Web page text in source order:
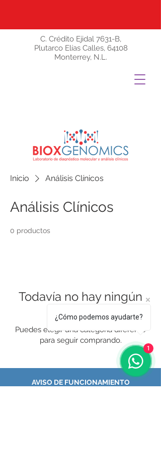
C. Crédito Ejidal 7631-B,
Plutarco Elías Calles, 64108
Monterrey, N.L.
Inicio Análisis Clínicos
Análisis Clínicos
0 productos
Todavía no hay ningún
producto...
Puedes elegir una categoría diferente
para seguir comprando.
AVISO DE FUNCIONAMIENTO
¿Cómo podemos ayudarte?
1